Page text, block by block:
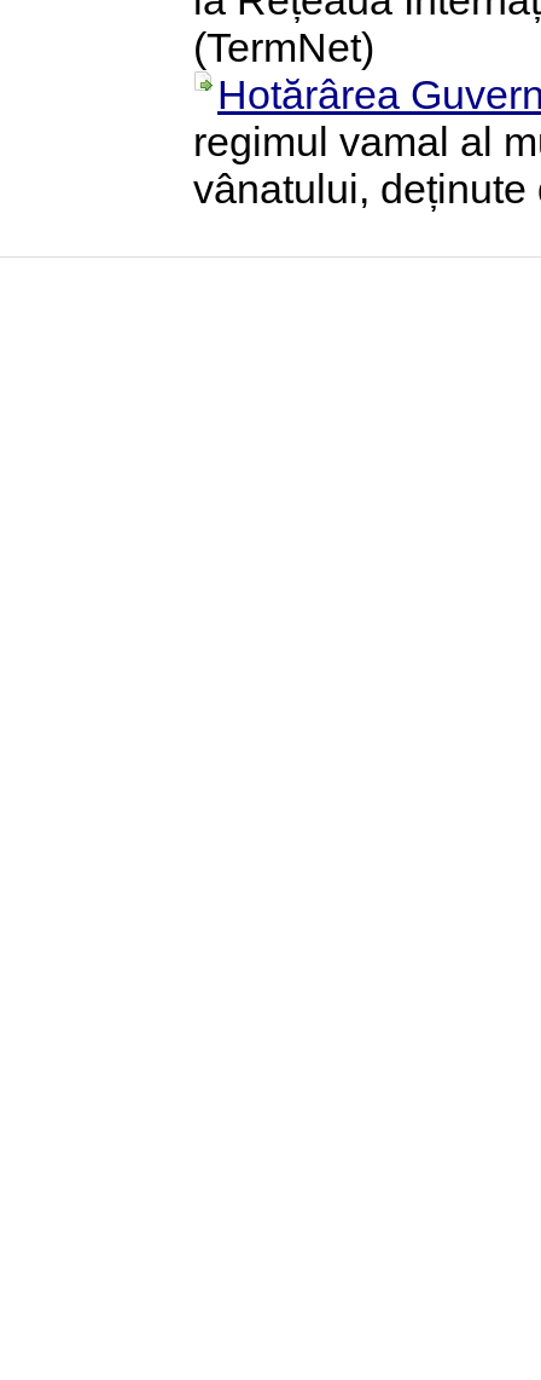
(TermNet)
Hotărârea
regimul vamal al
vânatului,